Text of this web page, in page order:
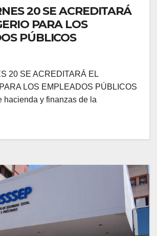
20 SE ACREDITARÁ
PARA LOS
PÚBLICOS
20 SE ACREDITARÁ EL
LOS EMPLEADOS PÚBLICOS
hacienda y finanzas de la